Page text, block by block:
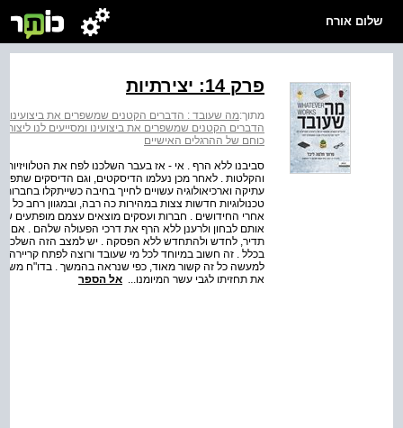
שלום אורח
פרק 14: יצירתיות
מתוך:מה שעובד : הדברים הקטנים שמשפרים את ביצועינו
הדברים הקטנים שמשפרים את ביצועינו ומסייעים לנו
כוחם של ההרגלים האישיים
סביבנו ללא הרף . אי ‑ אז בעבר השלכנו לפח את
והקלטות . לאחר מכן נעלמו הדיסקטים, וגם הדיסקים
עתיקה וארכיאולוגיה עשויים לחייך בחיבה כשייתקלו
טכנולוגיות חדשות צצות במהירות כה רבה, ובמגוון רחב כל
אחרי החידושים . חברות ועסקים מוצאים עצמם
אותם לבחון ולרענן ללא הרף את דרכי הפעולה שלהם .
תדיר, לחדש ולהתחדש ללא הפסקה . יש למצב הזה
בכלל . זה חשוב במיוחד לכל מי שעובד ורוצה לפתח קריירה
את תחזיתו לגבי עשר המיומנו... אל הספר